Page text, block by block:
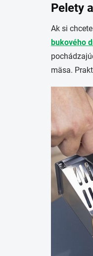
Pelety
Ak si
bukového
mäsa.